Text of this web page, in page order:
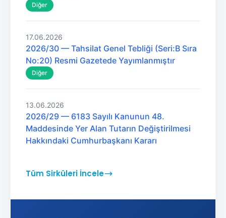
Diğer
17.06.2026
2026/30 — Tahsilat Genel Tebliği (Seri:B Sıra
No:20) Resmi Gazetede Yayımlanmıştır
Diğer
13.06.2026
2026/29 — 6183 Sayılı Kanunun 48.
Maddesinde Yer Alan Tutarın Değiştirilmesi
Hakkındaki Cumhurbaşkanı Kararı
Tüm Sirküleri İncele